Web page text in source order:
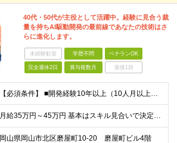
40代・50代が主役として活躍中。経験に見合う裁
量を持ちAI駆動開発の最前線であなたの技術はさ
らに進化します。
未経験歓迎 学歴不問 ベテランOK
完全週休2日 賞与複数月 面接1回
【必須条件】 ■開発経験10年以上（10人月以上、5名以上の体制での経験あり） ■要件定義～上流設計までの経験 ■Web系、フロントエンド、バックエンド共に開発経験あり ■フレームワーク、製品パッケー
月給35万円～45万円 基本はスキル見合いで決定します。 まずはご経験をお聞かせください。
岡山県岡山市北区磨屋町10-20 磨屋町ビル4階